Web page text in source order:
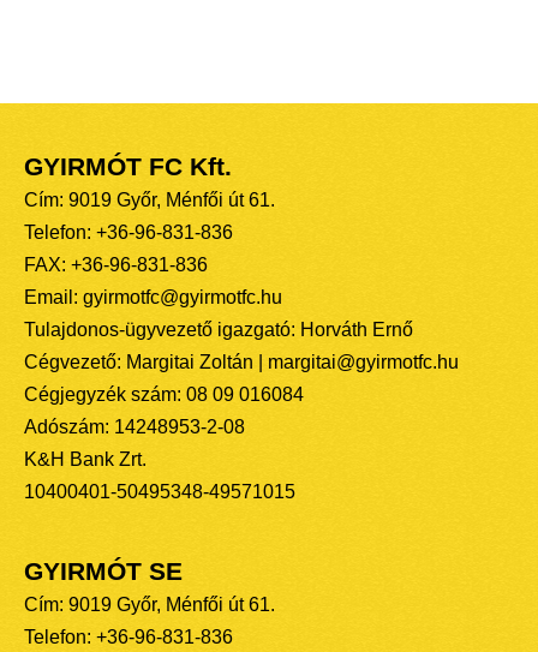
GYIRMÓT FC Kft.
Cím: 9019 Győr, Ménfői út 61.
Telefon: +36-96-831-836
FAX: +36-96-831-836
Email: gyirmotfc@gyirmotfc.hu
Tulajdonos-ügyvezető igazgató: Horváth Ernő
Cégvezető: Margitai Zoltán | margitai@gyirmotfc.hu
Cégjegyzék szám: 08 09 016084
Adószám: 14248953-2-08
K&H Bank Zrt.
10400401-50495348-49571015
GYIRMÓT SE
Cím: 9019 Győr, Ménfői út 61.
Telefon: +36-96-831-836